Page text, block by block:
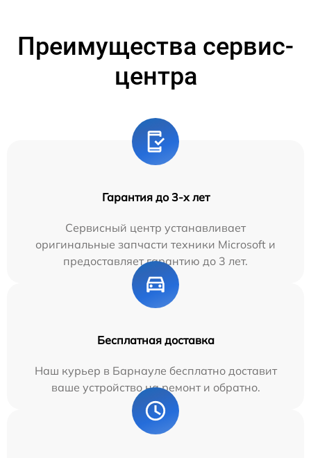
Преимущества сервис-
центра
Гарантия до 3-х лет
Сервисный центр устанавливает
оригинальные запчасти техники Microsoft и
предоставляет гарантию до 3 лет.
Бесплатная доставка
Наш курьер в Барнауле бесплатно доставит
ваше устройство на ремонт и обратно.